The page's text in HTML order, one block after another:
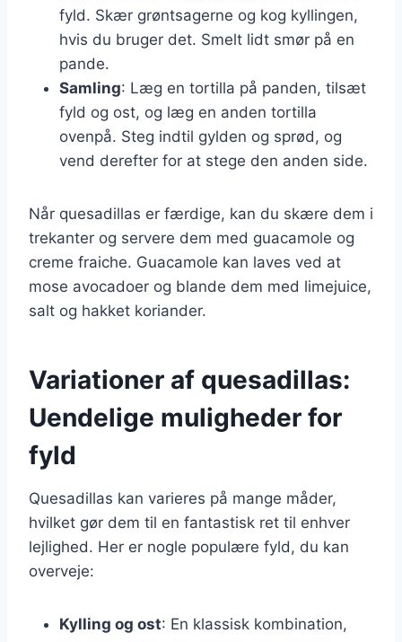
fyld. Skær grøntsagerne og kog kyllingen,
hvis du bruger det. Smelt lidt smør på en
pande.
Samling: Læg en tortilla på panden, tilsæt
fyld og ost, og læg en anden tortilla
ovenpå. Steg indtil gylden og sprød, og
vend derefter for at stege den anden side.
Når quesadillas er færdige, kan du skære dem i
trekanter og servere dem med guacamole og
creme fraiche. Guacamole kan laves ved at
mose avocadoer og blande dem med limejuice,
salt og hakket koriander.
Variationer af quesadillas:
Uendelige muligheder for
fyld
Quesadillas kan varieres på mange måder,
hvilket gør dem til en fantastisk ret til enhver
lejlighed. Her er nogle populære fyld, du kan
overveje:
Kylling og ost: En klassisk kombination,